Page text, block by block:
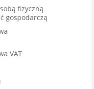
fizyczną
gospodarczą
VAT